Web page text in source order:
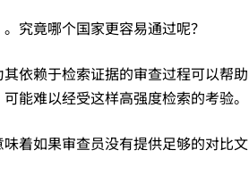
究竟哪个国家更容易通过呢？
依赖于检索证据的审查过程可以帮助
能难以经受这样高强度检索的考验。
着如果审查员没有提供足够的对比文